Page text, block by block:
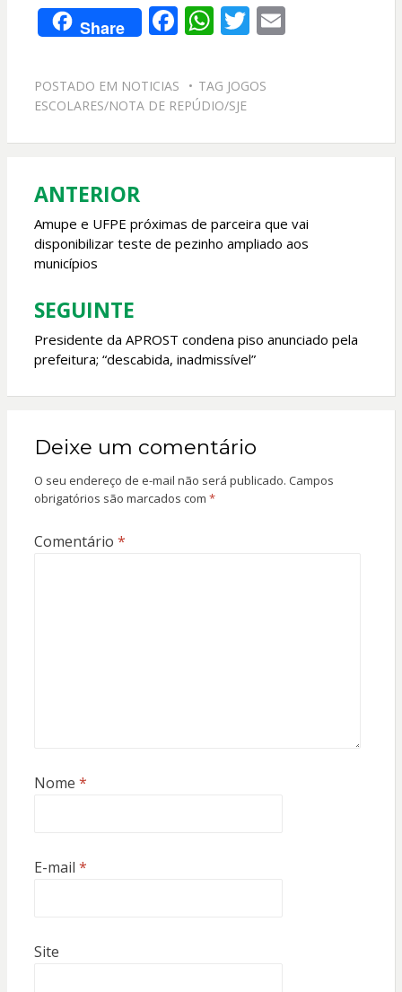
Share F
e
b
o
W
at
s
A
T
itt
E
POSTADO EM NOTICIAS TAG JOGOS
ESCOLARES/NOTA DE REPÚDIO/SJE
Navegação
de
Post
ANTERIOR
Amupe e UFPE próximas de parceira que vai
disponibilizar teste de pezinho ampliado aos
municípios
SEGUINTE
Presidente da APROST condena piso anunciado pela
prefeitura; “descabida, inadmissível”
Deixe um comentário
O seu endereço de e-mail não será publicado. Campos
obrigatórios são marcados com *
Comentário *
Nome *
E-mail *
Site